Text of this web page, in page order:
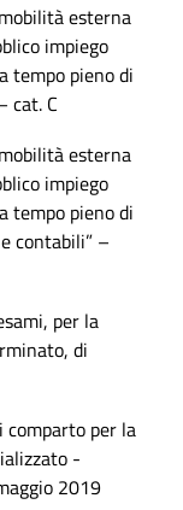
esterna
impiego
tempo pieno di
cat. C
esterna
impiego
tempo pieno di
contabili” –
per la
di
per la
-
2019